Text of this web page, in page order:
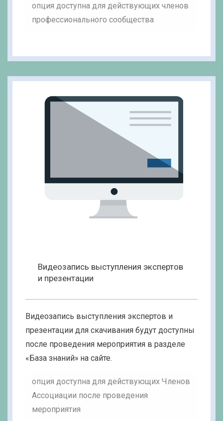
опция доступна для действующих членов
профессионального сообщества
Видеозапись выступления экспертов
и презентации
Видеозапись выступления экспертов и
презентации для скачивания будут доступны
после проведения мероприятия в разделе
«База знаний» на сайте.
опция доступна для действующих Членов
Ассоциации после проведения
мероприятия